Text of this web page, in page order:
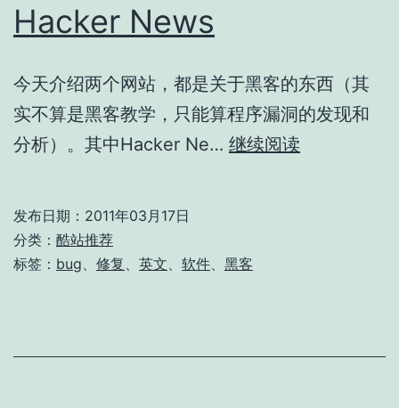
Hacker News
今天介绍两个网站，都是关于黑客的东西（其
实不算是黑客教学，只能算程序漏洞的发现和
分析）。其中Hacker Ne… 继续阅读
发布日期： 2011年03月17日
分类： 酷站推荐
标签： bug 修复 英文 软件 黑客